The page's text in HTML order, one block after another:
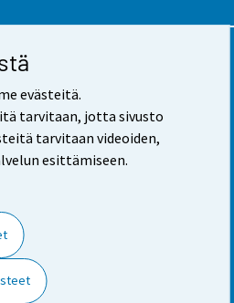
evästeitä.
tarvitaan, jotta sivusto
tarvitaan videoiden,
esittämiseen.